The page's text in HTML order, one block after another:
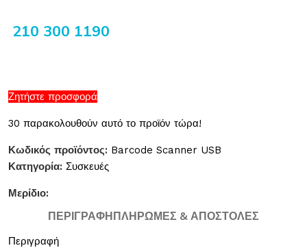
210 300 1190
Ζητήστε προσφορά
30 παρακολουθούν αυτό το προϊόν τώρα!
Κωδικός προϊόντος: Barcode Scanner USB
Κατηγορία: Συσκευές
Μερίδιο:
ΠΕΡΙΓΡΑΦΉΠΛΗΡΩΜΈΣ & ΑΠΟΣΤΟΛΈΣ
Περιγραφή